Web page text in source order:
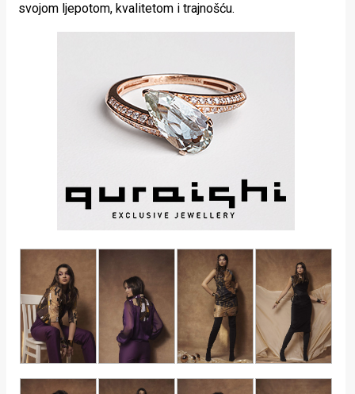
svojom ljepotom, kvalitetom i trajnošću.